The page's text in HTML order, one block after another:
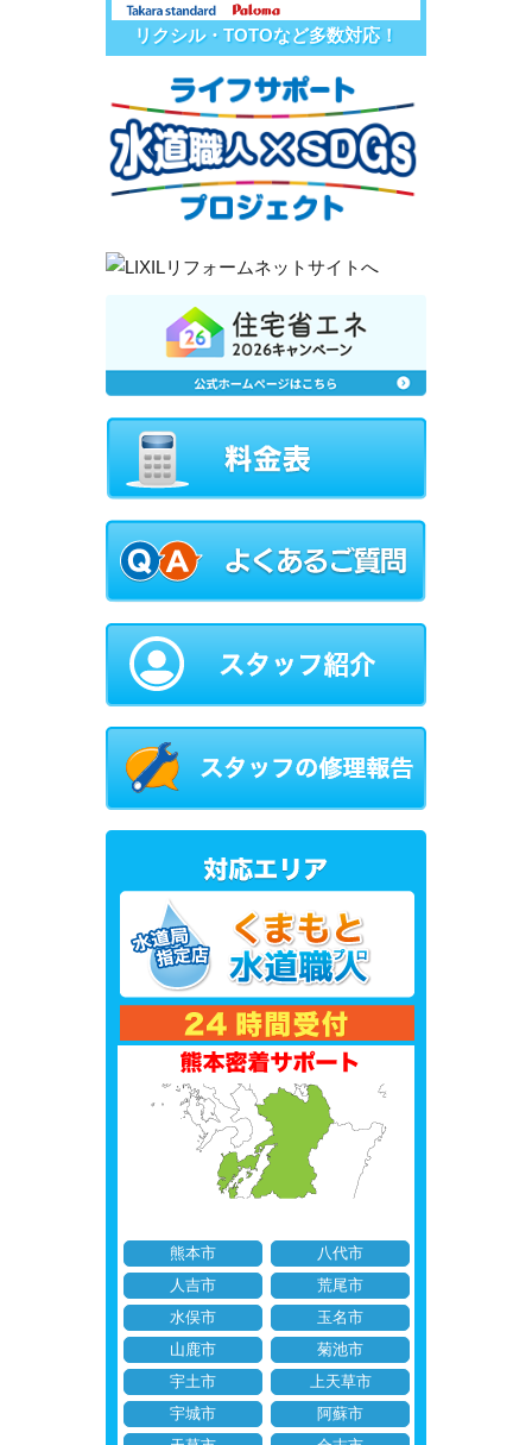
リクシル・TOTOなど多数対応！
熊本市
八代市
人吉市
荒尾市
水俣市
玉名市
山鹿市
菊池市
宇土市
上天草市
宇城市
阿蘇市